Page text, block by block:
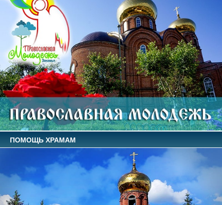
ПОМОЩЬ ХРАМАМ